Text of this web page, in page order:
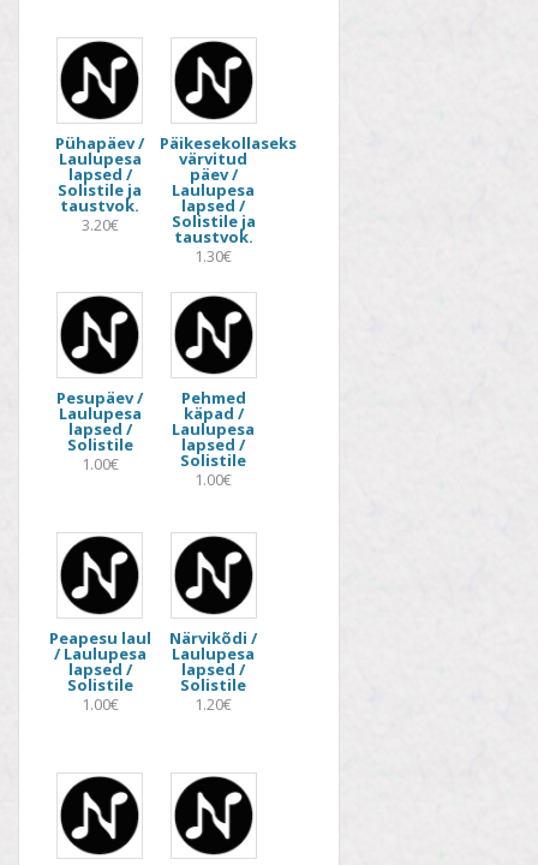
Pühapäev /
Laulupesa
lapsed /
Solistile ja
taustvok.
3.20€
Päikesekollaseks
värvitud
päev /
Laulupesa
lapsed /
Solistile ja
taustvok.
1.30€
Pesupäev /
Laulupesa
lapsed /
Solistile
1.00€
Pehmed
käpad /
Laulupesa
lapsed /
Solistile
1.00€
Peapesu laul
/ Laulupesa
lapsed /
Solistile
1.00€
Närvikõdi /
Laulupesa
lapsed /
Solistile
1.20€